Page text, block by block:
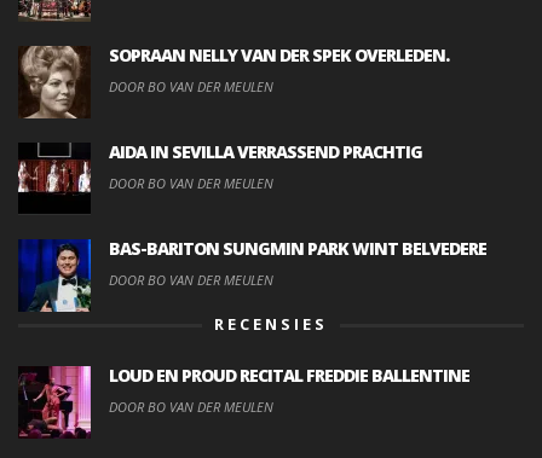
SOPRAAN NELLY VAN DER SPEK OVERLEDEN.
DOOR BO VAN DER MEULEN
AIDA IN SEVILLA VERRASSEND PRACHTIG
DOOR BO VAN DER MEULEN
BAS-BARITON SUNGMIN PARK WINT BELVEDERE
DOOR BO VAN DER MEULEN
RECENSIES
LOUD EN PROUD RECITAL FREDDIE BALLENTINE
DOOR BO VAN DER MEULEN